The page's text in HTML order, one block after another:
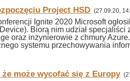
Project HSD (27.09.20,
Ignite 2020 Microsoft
Biorą nim udział specjaliści
oraz inżynierowie z chmury
systemu przechowywania
może wycofać się z Europy